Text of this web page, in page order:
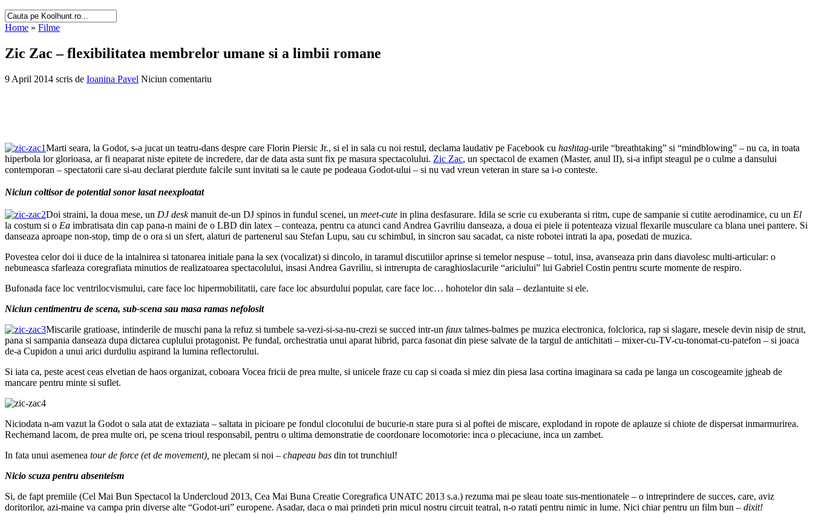
Home » Filme
Zic Zac – flexibilitatea membrelor umane si a limbii romane
9 April 2014 scris de Ioanina Pavel Niciun comentariu
Marti seara, la Godot, s-a jucat un teatru-dans despre care Florin Piersic Jr., si el in sala cu noi restul, declama laudativ pe Facebook cu hashtag-urile “breathtaking” si “mindblowing” – nu ca, in toata
hiperbola lor glorioasa, ar fi neaparat niste epitete de incredere, dar de data asta sunt fix pe masura spectacolului. Zic Zac, un spectacol de examen (Master, anul II), si-a infipt steagul pe o culme a dansului
contemporan – spectatorii care si-au declarat pierdute falcile sunt invitati sa le caute pe podeaua Godot-ului – si nu vad vreun veteran in stare sa i-o conteste.
Niciun coltisor de potential sonor lasat neexploatat
Doi straini, la doua mese, un DJ deskmanuit de-un DJ spinos in fundul scenei, un meet-cute in plina desfasurare. Idila se scrie cu exuberanta si ritm, cupe de sampanie si cutite aerodinamice, cu un El
la costum si o Ea imbratisata din cap pana-n maini de o LBD din latex – conteaza, pentru ca atunci cand Andrea Gavriliu danseaza, a doua ei piele ii potenteaza vizual flexarile musculare ca blana unei pantere. Si
danseaza aproape non-stop, timp de o ora si un sfert, alaturi de partenerul sau Stefan Lupu, sau cu schimbul, in sincron sau sacadat, ca niste robotei intrati la apa, posedati de muzica.
Povestea celor doi ii duce de la intalnirea si tatonarea initiale pana la sex (vocalizat) si dincolo, in taramul discutiilor aprinse si temelor nespuse – totul, insa, avanseaza prin dans diavolesc multi-articular: o
nebuneasca sfarleaza coregrafiata minutios de realizatoarea spectacolului, insasi Andrea Gavriliu, si intrerupta de caraghioslacurile “ariciului” lui Gabriel Costin pentru scurte momente de respiro.
Bufonada face loc ventrilocvismului, care face loc hipermobilitatii, care face loc absurdului popular, care face loc… hohotelor din sala – dezlantuite si ele.
Niciun centimentru de scena, sub-scena sau masa ramas nefolosit
Miscarile gratioase, intinderile de muschi pana la refuz si tumbele sa-vezi-si-sa-nu-crezi se succed intr-un faux talmes-balmes pe muzica electronica, folclorica, rap si slagare, mesele devin nisip de strut,
pana si sampania danseaza dupa dictarea cuplului protagonist. Pe fundal, orchestratia unui aparat hibrid, parca fasonat din piese salvate de la targul de antichitati – mixer-cu-TV-cu-tonomat-cu-patefon – si joaca
de-a Cupidon a unui arici durduliu aspirand la lumina reflectorului.
Si iata ca, peste acest ceas elvetian de haos organizat, coboara Vocea fricii de prea multe, si unicele fraze cu cap si coada si miez din piesa lasa cortina imaginara sa cada pe langa un coscogeamite jgheab de
mancare pentru minte si suflet.
Niciodata n-am vazut la Godot o sala atat de extaziata – saltata in picioare pe fondul clocotului de bucurie-n stare pura si al poftei de miscare, explodand in ropote de aplauze si chiote de dispersat inmarmurirea.
Rechemand lacom, de prea multe ori, pe scena trioul responsabil, pentru o ultima demonstratie de coordonare locomotorie: inca o plecaciune, inca un zambet.
In fata unui asemenea tour de force (et de movement), ne plecam si noi – chapeau bas din tot trunchiul!
Nicio scuza pentru absenteism
Si, de fapt premiile (Cel Mai Bun Spectacol la Undercloud 2013, Cea Mai Buna Creatie Coregrafica UNATC 2013 s.a.) rezuma mai pe sleau toate sus-mentionatele – o intreprindere de succes, care, aviz
doritorilor, azi-maine va campa prin diverse alte “Godot-uri” europene. Asadar, daca o mai prindeti prin micul nostru circuit teatral, n-o ratati pentru nimic in lume. Nici chiar pentru un film bun – dixit!